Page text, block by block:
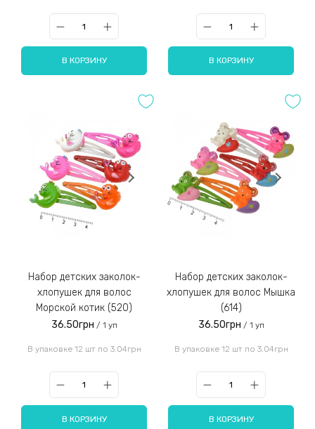
В КОРЗИНУ В КОРЗИНУ
Набор детских заколок-
хлопушек для волос
Морской котик (520)
36.50грн / 1 уп
В упаковке 12 шт по 3.04грн
В КОРЗИНУ
Набор детских заколок-
хлопушек для волос Мышка
(614)
36.50грн / 1 уп
В упаковке 12 шт по 3.04грн
В КОРЗИНУ